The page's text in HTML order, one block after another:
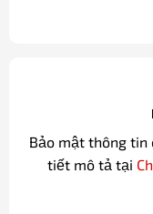
Bảo mật thông tin
tiết mô tả tại